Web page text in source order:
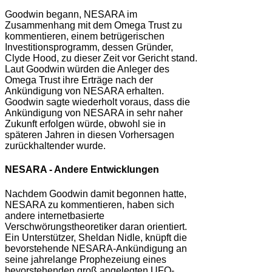
Goodwin begann, NESARA im
Zusammenhang mit dem Omega Trust zu
kommentieren, einem betrügerischen
Investitionsprogramm, dessen Gründer,
Clyde Hood, zu dieser Zeit vor Gericht stand.
Laut Goodwin würden die Anleger des
Omega Trust ihre Erträge nach der
Ankündigung von NESARA erhalten.
Goodwin sagte wiederholt voraus, dass die
Ankündigung von NESARA in sehr naher
Zukunft erfolgen würde, obwohl sie in
späteren Jahren in diesen Vorhersagen
zurückhaltender wurde.
NESARA - Andere Entwicklungen
Nachdem Goodwin damit begonnen hatte,
NESARA zu kommentieren, haben sich
andere internetbasierte
Verschwörungstheoretiker daran orientiert.
Ein Unterstützer, Sheldan Nidle, knüpft die
bevorstehende NESARA-Ankündigung an
seine jahrelange Prophezeiung eines